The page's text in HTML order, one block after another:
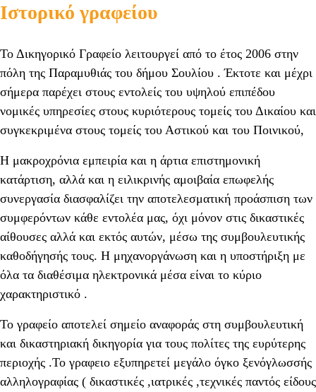
Ιστορικό γραφείου
Το Δικηγορικό Γραφείο λειτουργεί από το έτος 2006 στην
πόλη της Παραμυθιάς του δήμου Σουλίου . Έκτοτε και μέχρι
σήμερα παρέχει στους εντολείς του υψηλού επιπέδου
νομικές υπηρεσίες στους κυριότερους τομείς του Δικαίου και
συγκεκριμένα στους τομείς του Αστικού και του Ποινικού,
Η μακροχρόνια εμπειρία και η άρτια επιστημονική
κατάρτιση, αλλά και η ειλικρινής αμοιβαία επωφελής
συνεργασία διασφαλίζει την αποτελεσματική προάσπιση των
συμφερόντων κάθε εντολέα μας, όχι μόνον στις δικαστικές
αίθουσες αλλά και εκτός αυτών, μέσω της συμβουλευτικής
καθοδήγησής τους. Η μηχανοργάνωση και η υποστήριξη με
όλα τα διαθέσιμα ηλεκτρονικά μέσα είναι το κύριο
χαρακτηριστικό .
Το γραφείο αποτελεί σημείο αναφοράς στη συμβουλευτική
και δικαστηριακή δικηγορία για τους πολίτες της ευρύτερης
περιοχής .Το γραφειο εξυπηρετεί μεγάλο όγκο ξενόγλωσσής
αλληλογραφίας ( δικαστικές ,ιατρικές ,τεχνικές παντός είδους